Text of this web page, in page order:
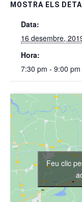
MOSTRA ELS
Data:
16 desembre,
Hora:
7:30 pm - 9:00 pm
Feu clic